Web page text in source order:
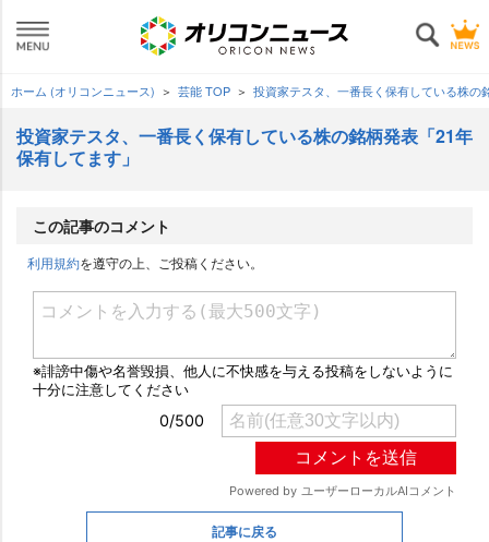
ホーム (オリコンニュース) 芸能 TOP 投資家テスタ、一番長く保有している株
投資家テスタ、一番長く保有している株の銘柄発表「21年
保有してます」
この記事のコメント
利用規約を遵守の上、ご投稿ください。
記事に戻る